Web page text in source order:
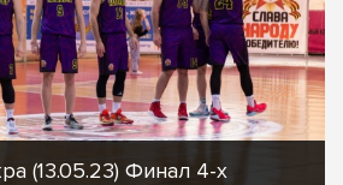
(13.05.23) Финал 4-х